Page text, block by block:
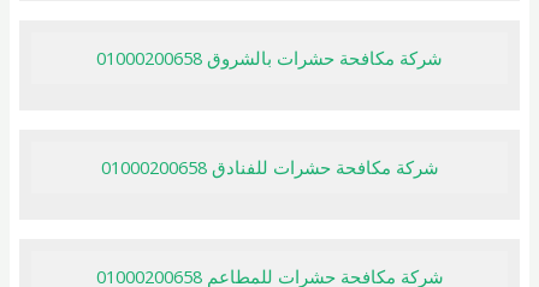
شركة مكافحة حشرات بالشروق 01000200658
شركة مكافحة حشرات للفنادق 01000200658
شركة مكافحة حشرات للمطاعم 01000200658